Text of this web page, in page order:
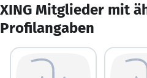
XING Mitglieder mit
Profilangaben